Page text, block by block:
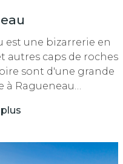
est une bizarrerie en
autres caps de roches
sont d'une grande
à Ragueneau…